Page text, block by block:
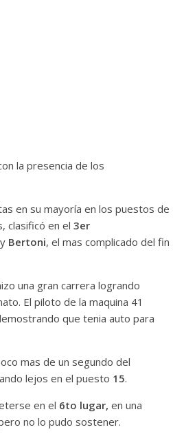
la presencia de los
en su mayoría en los puestos de
clasificó en el 3er
y Bertoni, el mas complicado del fin
una gran carrera logrando
El piloto de la maquina 41
que tenia auto para
mas de un segundo del
lejos en el puesto 15.
en el 6to lugar, en una
no lo pudo sostener.